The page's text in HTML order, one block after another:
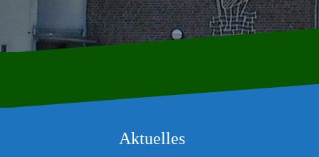
Aktuelles